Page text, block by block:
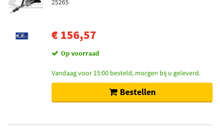
25265
€ 156,57
Op voorraad
Vandaag voor 15:00 besteld, morgen bij u geleverd.
Bestellen